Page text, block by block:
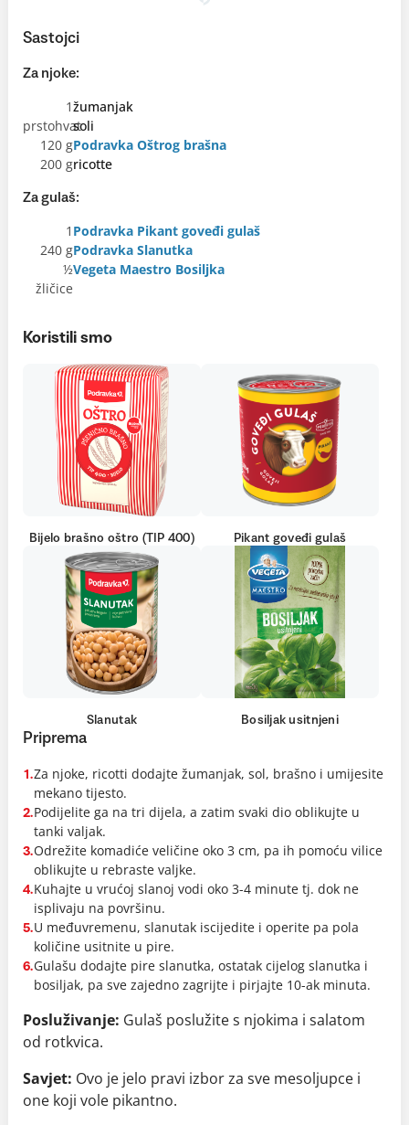
Sastojci
Za njoke:
1žumanjak
prstohvatsoli
120 gPodravka Oštrog brašna
200 gricotte
Za gulaš:
1 Podravka Pikant goveđi gulaš
240 gPodravka Slanutka
½
žličice
Vegeta Maestro Bosiljka
Koristili smo
Bijelo brašno oštro (TIP 400) Pikant goveđi gulaš
Slanutak Bosiljak usitnjeni
Priprema
1.Za njoke, ricotti dodajte žumanjak, sol, brašno i umijesite
mekano tijesto.
2.Podijelite ga na tri dijela, a zatim svaki dio oblikujte u
tanki valjak.
3.Odrežite komadiće veličine oko 3 cm, pa ih pomoću vilice
oblikujte u rebraste valjke.
4.Kuhajte u vrućoj slanoj vodi oko 3-4 minute tj. dok ne
isplivaju na površinu.
5.U međuvremenu, slanutak iscijedite i operite pa pola
količine usitnite u pire.
6.Gulašu dodajte pire slanutka, ostatak cijelog slanutka i
bosiljak, pa sve zajedno zagrijte i pirjajte 10-ak minuta.
Posluživanje: Gulaš poslužite s njokima i salatom
od rotkvica.
Savjet: Ovo je jelo pravi izbor za sve mesoljupce i
one koji vole pikantno.